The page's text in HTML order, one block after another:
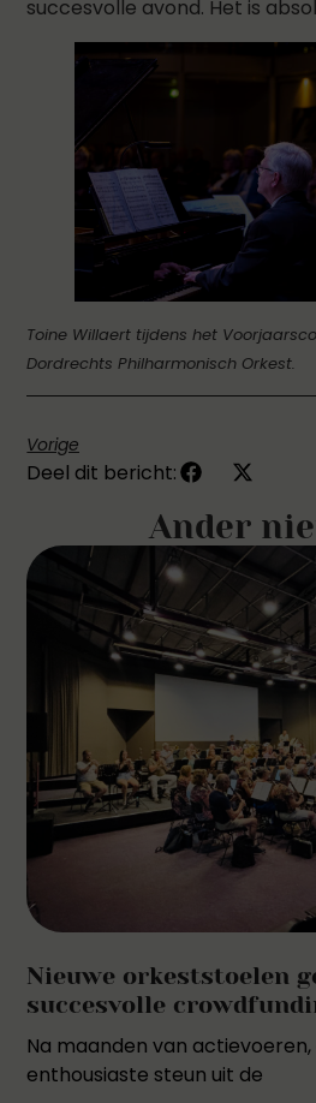
succesvolle avond. Het is
Toine Willaert tijdens het
Dordrechts Philharmonisch Orkest.
Vorige
Deel dit bericht:
Ander
Nieuwe orkeststoelen
succesvolle
Na maanden van
enthousiaste steun uit de